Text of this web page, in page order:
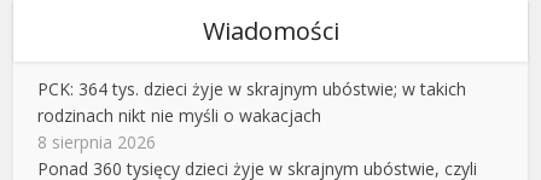
Wiadomości
PCK: 364 tys. dzieci żyje w skrajnym ubóstwie; w takich
rodzinach nikt nie myśli o wakacjach
8 sierpnia 2026
Ponad 360 tysięcy dzieci żyje w skrajnym ubóstwie, czyli